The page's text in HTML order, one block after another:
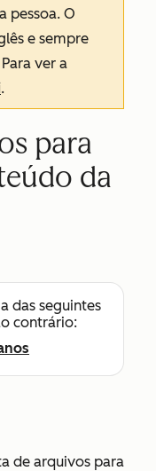
pessoa. O
e sempre
ver a
.
para
da
das seguintes
contrário:
de arquivos para